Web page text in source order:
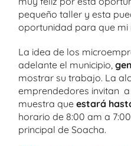
pequeño taller y esta
oportunidad para que mi
La idea de los
adelante el municipio,
mostrar su trabajo. La
emprendedores invitan
muestra que estará
horario de 8:00 am a
principal de Soacha.